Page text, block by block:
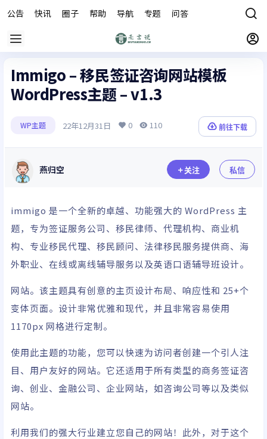
公告 快讯 圈子 帮助 导航 专题 问答
Immigo – 移民签证咨询网站模板
WordPress主题 – v1.3
WP主题 22年12月31日 0 110 前往下载
燕归空 关注 私信
immigo 是一个全新的卓越、功能强大的 WordPress 主
题，专为签证服务公司、移民律师、代理机构、商业机
构、专业移民代理、移民顾问、法律移民服务提供商、海
外职业、在线或离线辅导服务以及英语口语辅导班设计。
网站。该主题具有创意的主页设计布局、响应性和 25+个
变体页面。设计非常优雅和现代，并且非常容易使用
1170px 网格进行定制。
使用此主题的功能，您可以快速为访问者创建一个引人注
目、用户友好的网站。它还适用于所有类型的商务签证咨
询、创业、金融公司、企业网站，如咨询公司等以及类似
网站。
利用我们的强大行业建立您自己的网站！此外，对于这个